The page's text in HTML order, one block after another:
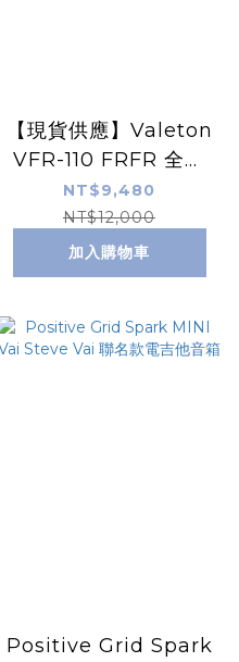
【現貨供應】Valeton
VFR-110 FRFR 全音
域 主動式音箱 地板監
聽
NT$9,480
NT$12,000
加入購物車
Positive Grid Spark